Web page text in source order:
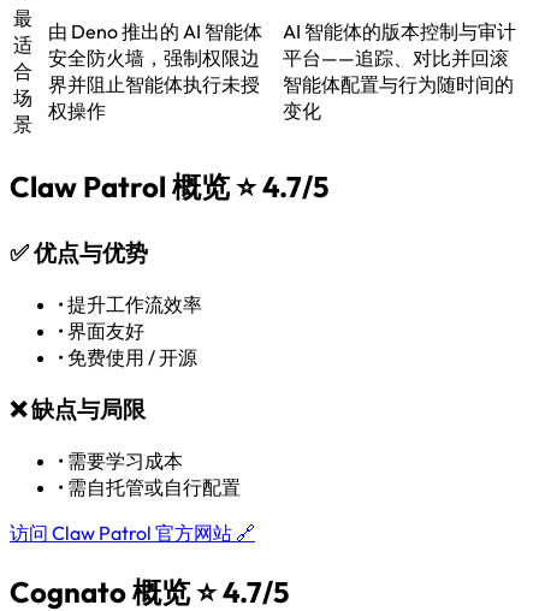
最
适
合
场
景
由 Deno 推出的 AI 智能体
安全防火墙，强制权限边
界并阻止智能体执行未授
权操作
AI 智能体的版本控制与审计
平台——追踪、对比并回滚
智能体配置与行为随时间的
变化
Claw Patrol 概览⭐ 4.7/5
✅优点与优势
•提升工作流效率
•界面友好
• 免费使用 / 开源
❌缺点与局限
• 需要学习成本
• 需自托管或自行配置
访问 Claw Patrol 官方网站 🔗
Cognato 概览⭐ 4.7/5